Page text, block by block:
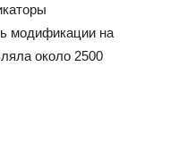
модификации на
около 2500